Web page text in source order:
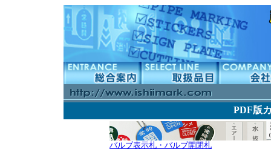
PDF版
バルブ表示札・バルブ開閉札